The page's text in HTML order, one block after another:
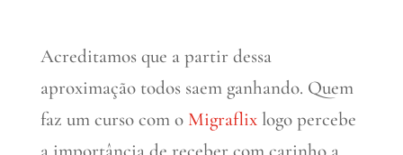
Acreditamos que a partir dessa
aproximação todos saem ganhando. Quem
faz um curso com o Migraflixlogo percebe